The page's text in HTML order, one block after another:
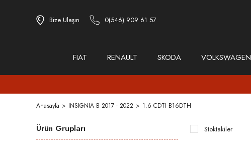
Bize Ulaşın 0(546) 909 61 57
FIAT RENAULT SKODA VOLKSWAGEN
Anasayfa INSIGNIA B 2017 - 2022 1.6 CDTI B16DTH
Ürün Grupları Stoktakiler